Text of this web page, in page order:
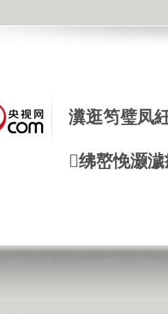
瀵逛笉璧凤
绋嶅悗灏